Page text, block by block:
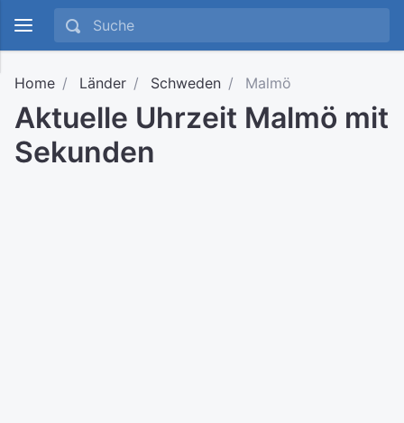
Home Länder Schweden Malmö
Aktuelle Uhrzeit Malmö mit
Sekunden